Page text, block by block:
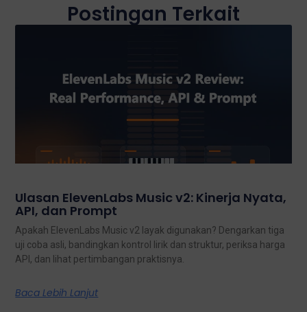
Postingan Terkait
Ulasan ElevenLabs Music v2: Kinerja Nyata,
API, dan Prompt
Apakah ElevenLabs Music v2 layak digunakan? Dengarkan tiga
uji coba asli, bandingkan kontrol lirik dan struktur, periksa harga
API, dan lihat pertimbangan praktisnya.
Baca Lebih Lanjut